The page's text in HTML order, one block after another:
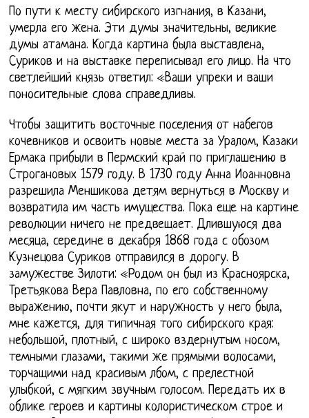
По пути к месту сибирского изгнания, в Казани,
умерла его жена. Эти думы значительны, великие
думы атамана. Когда картина была выставлена,
Суриков и на выставке переписывал его лицо. На что
светлейший князь ответил: «Ваши упреки и ваши
поносительные слова справедливы.
Чтобы защитить восточные поселения от набегов
кочевников и освоить новые места за Уралом, Казаки
Ермака прибыли в Пермский край по приглашению в
Строгановых 1579 году. В 1730 году Анна Иоанновна
разрешила Меншикова детям вернуться в Москву и
возвратила им часть имущества. Пока еще на картине
революции ничего не предвещает. Длившуюся два
месяца, середине в декабря 1868 года с обозом
Кузнецова Суриков отправился в дорогу. В
замужестве Зилоти: «Родом он был из Красноярска,
Третьякова Вера Павловна, по его собственному
выражению, почти якут и наружность у него была,
мне кажется, для типичная того сибирского края:
небольшой, плотный, с широко вздернутым носом,
темными глазами, такими же прямыми волосами,
торчащими над красивым лбом, с прелестной
улыбкой, с мягким звучным голосом. Передать их в
облике героев и картины колористическом строе и